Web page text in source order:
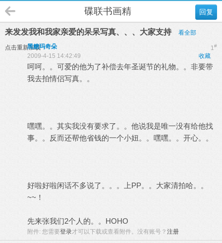
回复
碟联书画精
来发发我和我家亲爱的呆呆写真、、、大家支持 看全部
点击重新加载 1#
黑糖玛奇朵
收藏
2009-4-15 14:42:49
呵呵。。可爱的他为了补偿去年圣诞节的礼物。。非要带
我去拍情侣写真。。
嘿嘿。。其实我没有要求了。。他说我是唯一没有给他找
事。。反而还帮他省钱的一个小妞。。嘿嘿。。开心。。
好啦好啦闲话不多说了。。。上PP。。大家清拍哈。。
~~！
先来张我们2个人的。。HOHO
附件: 您需要登录才可以下载或查看附件。没有账号？ 注册